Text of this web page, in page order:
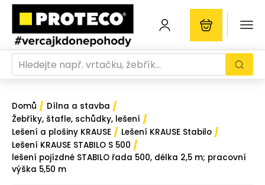
Domů / Dílna a stavba /
Žebříky, štafle, schůdky, lešení /
Lešení a plošiny KRAUSE / Lešení KRAUSE Stabilo /
Lešení KRAUSE STABILO S 500 /
lešení pojízdné STABILO řada 500, délka 2,5 m; pracovní
výška 5,50 m